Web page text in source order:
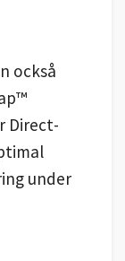
också
Direct-
under